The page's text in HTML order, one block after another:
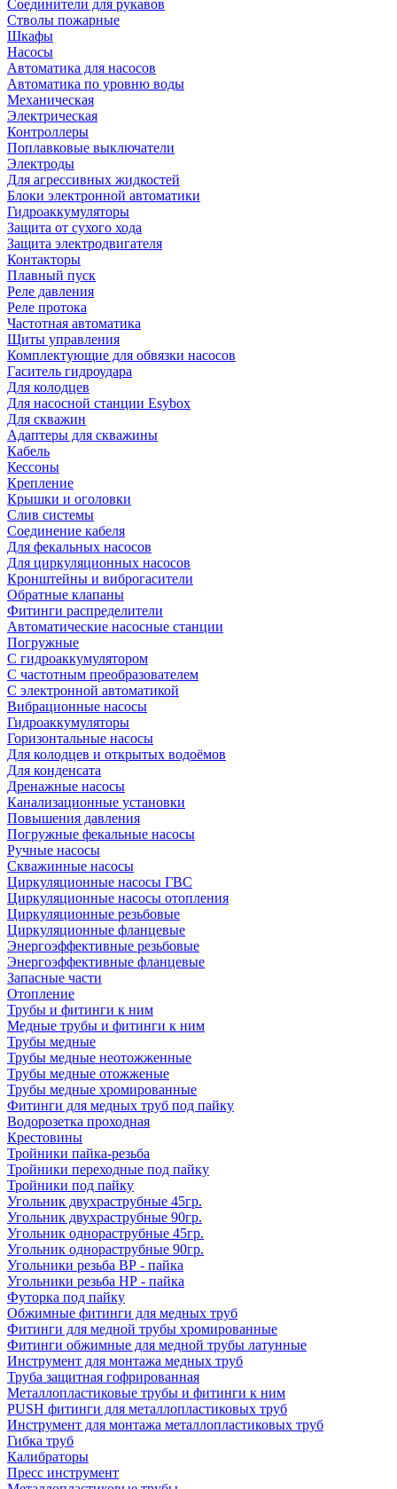
Соединители для рукавов
Стволы пожарные
Шкафы
Насосы
Автоматика для насосов
Автоматика по уровню воды
Механическая
Электрическая
Контроллеры
Поплавковые выключатели
Электроды
Для агрессивных жидкостей
Блоки электронной автоматики
Гидроаккумуляторы
Защита от сухого хода
Защита электродвигателя
Контакторы
Плавный пуск
Реле давления
Реле протока
Частотная автоматика
Щиты управления
Комплектующие для обвязки насосов
Гаситель гидроудара
Для колодцев
Для насосной станции Esybox
Для скважин
Адаптеры для скважины
Кабель
Кессоны
Крепление
Крышки и оголовки
Слив системы
Соединение кабеля
Для фекальных насосов
Для циркуляционных насосов
Кронштейны и виброгасители
Обратные клапаны
Фитинги распределители
Автоматические насосные станции
Погружные
С гидроаккумулятором
С частотным преобразователем
С электронной автоматикой
Вибрационные насосы
Гидроаккумуляторы
Горизонтальные насосы
Для колодцев и открытых водоёмов
Для конденсата
Дренажные насосы
Канализационные установки
Повышения давления
Погружные фекальные насосы
Ручные насосы
Скважинные насосы
Циркуляционные насосы ГВС
Циркуляционные насосы отопления
Циркуляционные резьбовые
Циркуляционные фланцевые
Энергоэффективные резьбовые
Энергоэффективные фланцевые
Запасные части
Отопление
Трубы и фитинги к ним
Медные трубы и фитинги к ним
Трубы медные
Трубы медные неотожженные
Трубы медные отожженые
Трубы медные хромированные
Фитинги для медных труб под пайку
Водорозетка проходная
Крестовины
Тройники пайка-резьба
Тройники переходные под пайку
Тройники под пайку
Угольник двухраструбные 45гр.
Угольник двухраструбные 90гр.
Угольник однораструбные 45гр.
Угольник однораструбные 90гр.
Угольники резьба ВР - пайка
Угольники резьба НР - пайка
Футорка под пайку
Обжимные фитинги для медных труб
Фитинги для медной трубы хромированные
Фитинги обжимные для медной трубы латунные
Инструмент для монтажа медных труб
Труба защитная гофрированная
Металлопластиковые трубы и фитинги к ним
PUSH фитинги для металлопластиковых труб
Инструмент для монтажа металлопластиковых труб
Гибка труб
Калибраторы
Пресс инструмент